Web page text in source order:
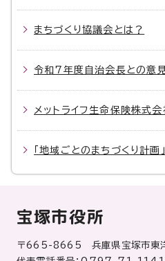
まちづくり協議会とは？
令和7年度自治会長との意
メットライフ生命保険株式
「地域ごとのまちづくり計
宝塚市役所
〒665-8665 兵庫県宝塚市東